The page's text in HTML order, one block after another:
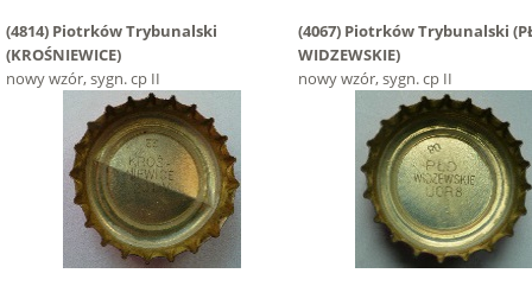
(4814) Piotrków Trybunalski
(KROŚNIEWICE)
nowy wzór, sygn. cp II
(4067) Piotrków Trybunalski
WIDZEWSKIE)
nowy wzór, sygn. cp II